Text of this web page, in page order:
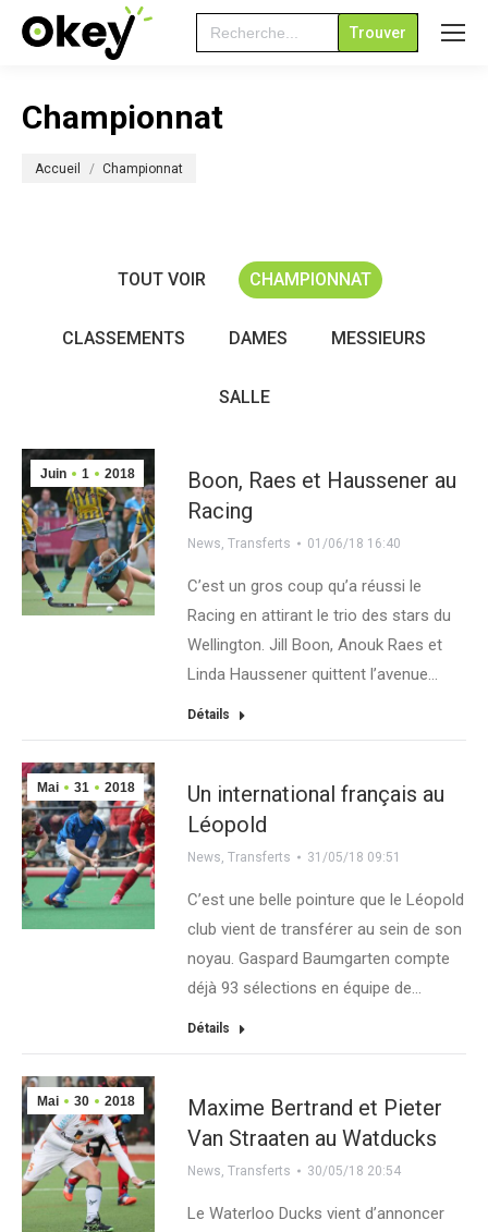
Search
for:
Championnat
Accueil Championnat
TOUT VOIR CHAMPIONNAT
CLASSEMENTS DAMES MESSIEURS
SALLE
Juin 1 2018
Boon, Raes et Haussener au
Racing
News,Transferts 01/06/18 16:40
C’est un gros coup qu’a réussi le
Racing en attirant le trio des stars du
Wellington. Jill Boon, Anouk Raes et
Linda Haussener quittent l’avenue…
Détails
Mai 31 2018
Un international français au
Léopold
News,Transferts 31/05/18 09:51
C’est une belle pointure que le Léopold
club vient de transférer au sein de son
noyau. Gaspard Baumgarten compte
déjà 93 sélections en équipe de…
Détails
Mai 30 2018
Maxime Bertrand et Pieter
Van Straaten au Watducks
News,Transferts 30/05/18 20:54
Le Waterloo Ducks vient d’annoncer